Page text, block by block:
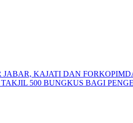
KAJATI DAN
500 BUNGKUS BAGI